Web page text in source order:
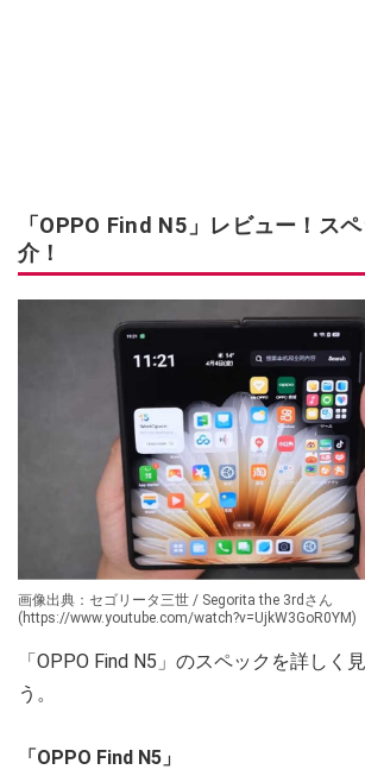
「OPPO Find N5」レビュー！ス
介！
画像出典：セゴリータ三世 / Segorita the 3rdさん
(https://www.youtube.com/watch?v=UjkW3GoR0YM)
「OPPO Find N5」のスペックを詳しく
う。
「OPPO Find N5」